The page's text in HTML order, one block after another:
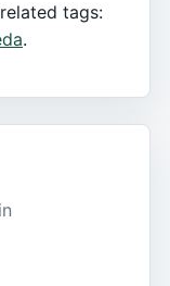
tags:
.